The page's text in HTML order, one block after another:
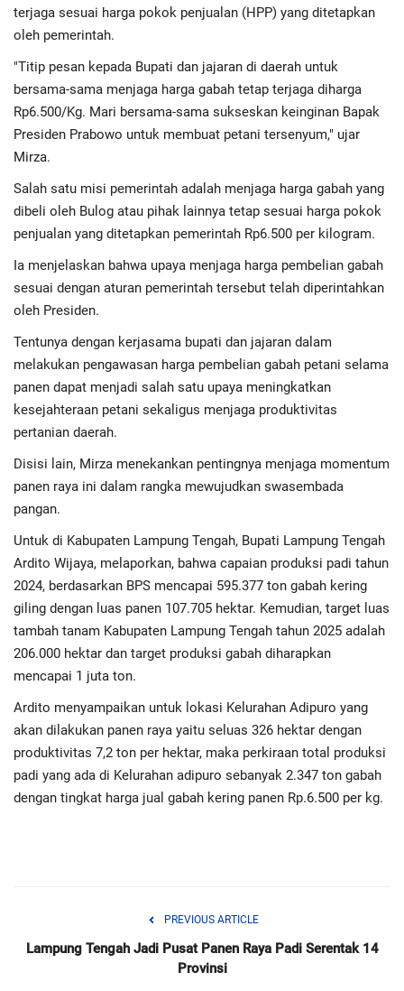
terjaga sesuai harga pokok penjualan (HPP) yang ditetapkan
oleh pemerintah.
"Titip pesan kepada Bupati dan jajaran di daerah untuk
bersama-sama menjaga harga gabah tetap terjaga diharga
Rp6.500/Kg. Mari bersama-sama sukseskan keinginan Bapak
Presiden Prabowo untuk membuat petani tersenyum," ujar
Mirza.
Salah satu misi pemerintah adalah menjaga harga gabah yang
dibeli oleh Bulog atau pihak lainnya tetap sesuai harga pokok
penjualan yang ditetapkan pemerintah Rp6.500 per kilogram.
Ia menjelaskan bahwa upaya menjaga harga pembelian gabah
sesuai dengan aturan pemerintah tersebut telah diperintahkan
oleh Presiden.
Tentunya dengan kerjasama bupati dan jajaran dalam
melakukan pengawasan harga pembelian gabah petani selama
panen dapat menjadi salah satu upaya meningkatkan
kesejahteraan petani sekaligus menjaga produktivitas
pertanian daerah.
Disisi lain, Mirza menekankan pentingnya menjaga momentum
panen raya ini dalam rangka mewujudkan swasembada
pangan.
Untuk di Kabupaten Lampung Tengah, Bupati Lampung Tengah
Ardito Wijaya, melaporkan, bahwa capaian produksi padi tahun
2024, berdasarkan BPS mencapai 595.377 ton gabah kering
giling dengan luas panen 107.705 hektar. Kemudian, target luas
tambah tanam Kabupaten Lampung Tengah tahun 2025 adalah
206.000 hektar dan target produksi gabah diharapkan
mencapai 1 juta ton.
Ardito menyampaikan untuk lokasi Kelurahan Adipuro yang
akan dilakukan panen raya yaitu seluas 326 hektar dengan
produktivitas 7,2 ton per hektar, maka perkiraan total produksi
padi yang ada di Kelurahan adipuro sebanyak 2.347 ton gabah
dengan tingkat harga jual gabah kering panen Rp.6.500 per kg.
PREVIOUS ARTICLE
Lampung Tengah Jadi Pusat Panen Raya Padi Serentak 14
Provinsi